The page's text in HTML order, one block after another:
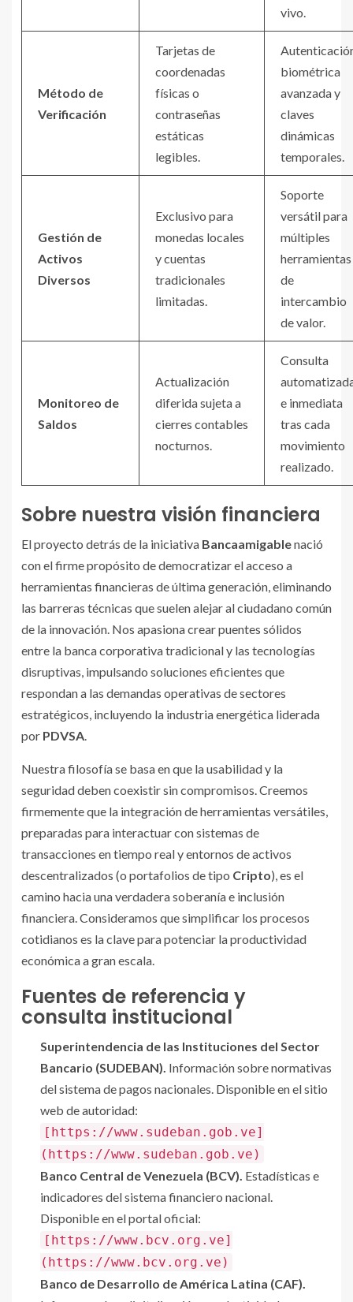
vivo.
Método de
Verificación
Tarjetas de
coordenadas
físicas o
contraseñas
estáticas
legibles.
biométrica
avanzada y
claves
dinámicas
temporales.
Gestión de
Activos
Diversos
Exclusivo para
monedas locales
y cuentas
tradicionales
limitadas.
Soporte
versátil para
múltiples
herramientas
de
intercambio
de valor.
Monitoreo de
Saldos
Actualización
diferida sujeta a
cierres contables
nocturnos.
Consulta
e inmediata
tras cada
movimiento
realizado.
Sobre nuestra visión financiera
El proyecto detrás de la iniciativa Bancaamigablenació
con el firme propósito de democratizar el acceso a
herramientas financieras de última generación, eliminando
las barreras técnicas que suelen alejar al ciudadano común
de la innovación. Nos apasiona crear puentes sólidos
entre la banca corporativa tradicional y las tecnologías
disruptivas, impulsando soluciones eficientes que
respondan a las demandas operativas de sectores
estratégicos, incluyendo la industria energética liderada
por PDVSA.
Nuestra filosofía se basa en que la usabilidad y la
seguridad deben coexistir sin compromisos. Creemos
firmemente que la integración de herramientas versátiles,
preparadas para interactuar con sistemas de
transacciones en tiempo real y entornos de activos
descentralizados (o portafolios de tipo Cripto), es el
camino hacia una verdadera soberanía e inclusión
financiera. Consideramos que simplificar los procesos
cotidianos es la clave para potenciar la productividad
económica a gran escala.
Fuentes de referencia y
consulta institucional
Superintendencia de las Instituciones del Sector
Bancario (SUDEBAN). Información sobre normativas
del sistema de pagos nacionales. Disponible en el sitio
web de autoridad:
[https://www.sudeban.gob.ve]
(https://www.sudeban.gob.ve)
Banco Central de Venezuela (BCV). Estadísticas e
indicadores del sistema financiero nacional.
Disponible en el portal oficial:
[https://www.bcv.org.ve]
(https://www.bcv.org.ve)
Banco de Desarrollo de América Latina (CAF).